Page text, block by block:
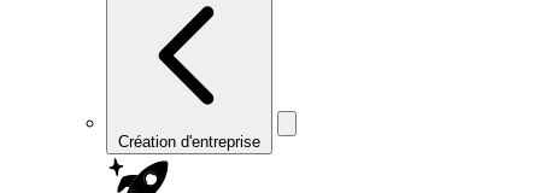
Création d'entreprise